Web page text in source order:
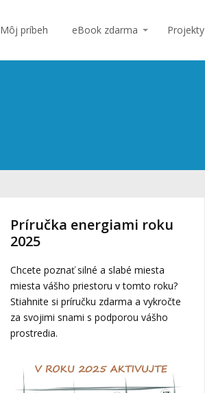
Môj príbeh eBook zdarma Projekty
Príručka energiami roku
2025
Chcete poznať silné a slabé miesta
miesta vášho priestoru v tomto roku?
Stiahnite si príručku zdarma a vykročte
za svojimi snami s podporou vášho
prostredia.